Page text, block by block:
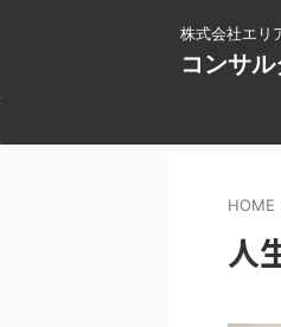
株式会社エリ
コンサ
HOME
人